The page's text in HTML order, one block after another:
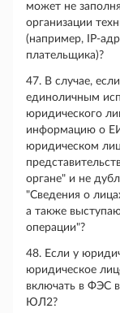
может не
организации
(например, IP-
плательщика)?
47. В случае,
единоличным
юридического
информацию о
юридическом
органе" и не
"Сведения о
а также
операции"?
48. Если у
юридическое
включать в ФЭС
ЮЛ2?